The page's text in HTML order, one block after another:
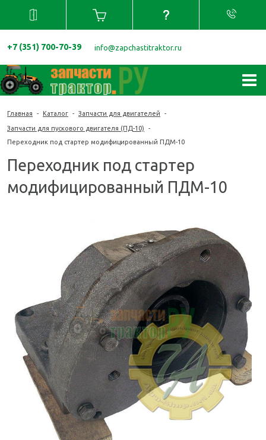
+7 (351) 700-70-39 info@zapchastitraktor.ru
Главная - Каталог - Запчасти для двигателей -
Запчасти для пускового двигателя (ПД-10)
-
Переходник под стартер модифицированный ПДМ-10
Переходник под стартер
модифицированный ПДМ-10